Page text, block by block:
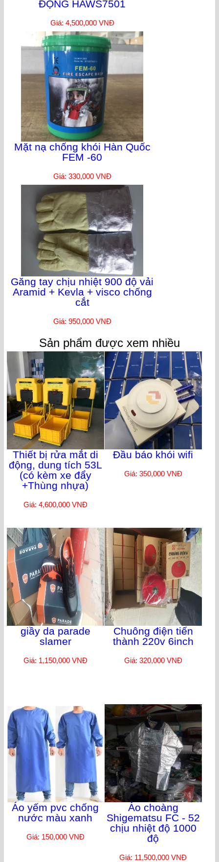
ĐỘNG HAWS7501
Giá: 4,500,000 VNĐ
Mặt nạ chống khói Hàn Quốc
FEM -60
Giá: 330,000 VNĐ
Găng tay chịu nhiệt 900 độ vải
Aramid + Kevla + visco chống
cắt
Giá: 950,000 VNĐ
Sản phẩm được xem nhiều
Thiết bị rửa mắt di
động, dung tích 53L
(có kèm xe đẩy
+Thùng nhựa)
Giá: 4,600,000 VNĐ
Đầu báo khói wifi
Giá: 350,000 VNĐ
giầy da parade
slamer
Giá: 1,150,000 VNĐ
Chuông điện tiến
thành 220v 6inch
Giá: 320,000 VNĐ
Áo yếm pvc chống
nước màu xanh
Giá: 150,000 VNĐ
Áo choàng
Shigematsu FC - 52
chịu nhiệt độ 1000
độ
Giá: 11,500,000 VNĐ